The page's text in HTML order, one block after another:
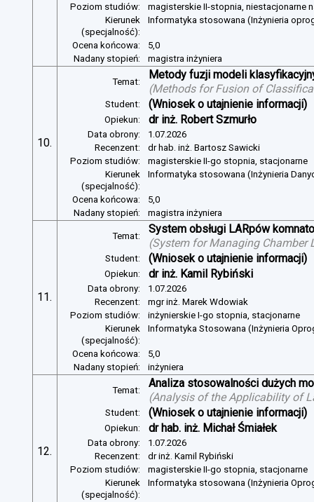
Poziom studiów:
magisterskie II-stopnia, niestacjonarne
Kierunek
(specjalność):
Informatyka stosowana (Inżynieria
Ocena końcowa:
5,0
Nadany stopień:
magistra inżyniera
10.
Temat:
Metody fuzji modeli
(Methods for Fusion of
Student: (Wniosek o utajnienie informacji)
Opiekun: dr inż. Robert Szmurło
Data obrony:
1.07.2026
Recenzent:
dr hab. inż. Bartosz Sawicki
Poziom studiów:
magisterskie II-go stopnia, stacjonarne
Kierunek
(specjalność):
Informatyka stosowana (Inżynieria
Ocena końcowa:
5,0
Nadany stopień:
magistra inżyniera
11.
Temat:
System obsługi LARpów
(System for Managing Chamber
Student: (Wniosek o utajnienie informacji)
Opiekun: dr inż. Kamil Rybiński
Data obrony:
1.07.2026
Recenzent:
mgr inż. Marek Wdowiak
Poziom studiów:
inżynierskie I-go stopnia, stacjonarne
Kierunek
(specjalność):
Informatyka Stosowana (Inżynieria
Ocena końcowa:
5,0
Nadany stopień:
inżyniera
12.
Temat:
Analiza stosowalności dużych
(Analysis of the Applicability of
Student: (Wniosek o utajnienie informacji)
Opiekun: dr hab. inż. Michał Śmiałek
Data obrony:
1.07.2026
Recenzent:
dr inż. Kamil Rybiński
Poziom studiów:
magisterskie II-go stopnia, stacjonarne
Kierunek
(specjalność):
Informatyka stosowana (Inżynieria